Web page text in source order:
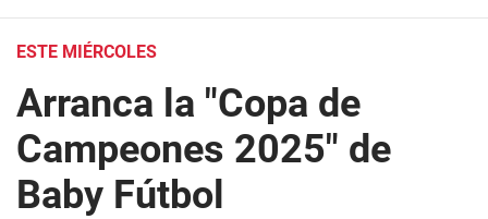
ESTE MIÉRCOLES
Arranca la "Copa de
Campeones 2025" de
Baby Fútbol